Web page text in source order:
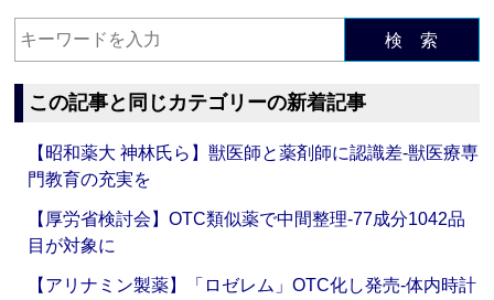
検 索
この記事と同じカテゴリーの新着記事
【昭和薬大 神林氏ら】獣医師と薬剤師に認識差‐獣医療専
門教育の充実を
【厚労省検討会】OTC類似薬で中間整理‐77成分1042品
目が対象に
【アリナミン製薬】「ロゼレム」OTC化し発売‐体内時計